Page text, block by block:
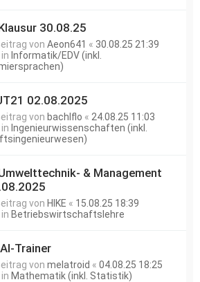
30.08.25
von Aeon641 « 30.08.25 21:39
Informatik/EDV (inkl.
02.08.2025
von bachlflo « 24.08.25 11:03
Ingenieurwissenschaften (inkl.
& Management
von HIKE « 15.08.25 18:39
Betriebswirtschaftslehre
Trainer
von melatroid « 04.08.25 18:25
Mathematik (inkl. Statistik)